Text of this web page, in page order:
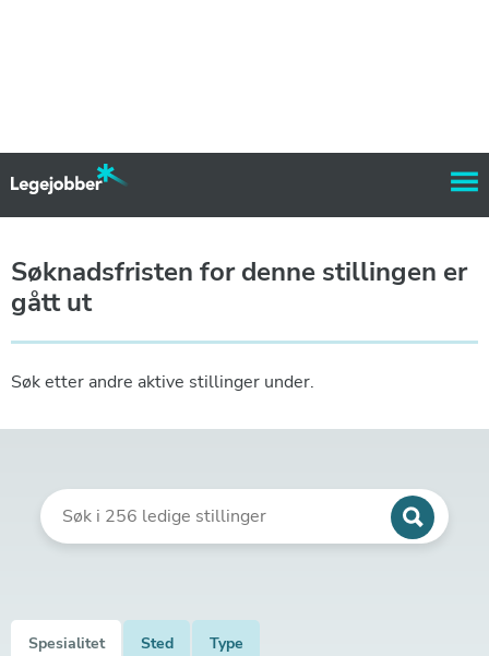
Søknadsfristen for denne stillingen er
gått ut
Søk etter andre aktive stillinger under.
Spesialitet Sted Type